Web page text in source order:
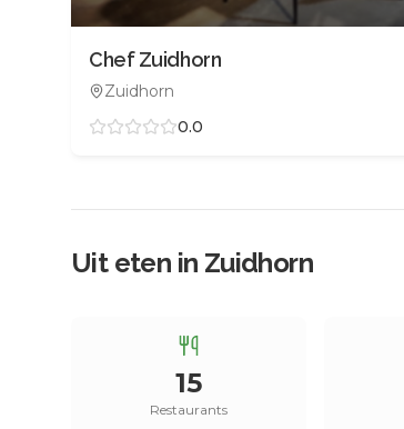
Chef Zuidhorn
Zuidhorn
0.0
Uit eten in Zuidhorn
15
Restaurants